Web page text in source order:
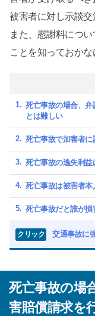
被害者に対し示談交
また、慰謝料につ
ことを知っておかな
死亡事故の場合、弁
とは難しい
死亡事故で加害者に
死亡事故の逸失利
死亡事故は被害者
死亡事故だと誰が損
クリック 交通事故に
死亡事故の場
害賠償請求を